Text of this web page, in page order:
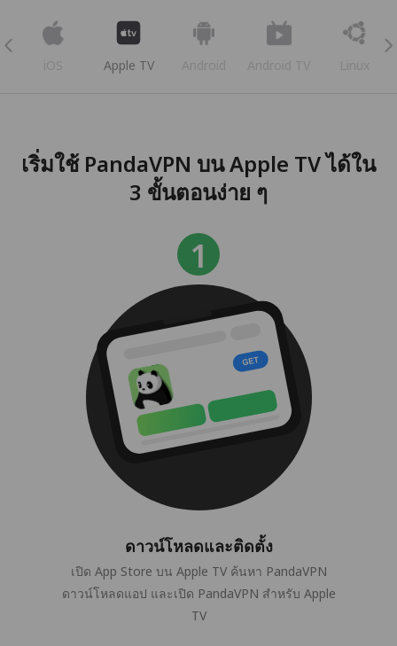
iOS Apple TV Android Android TV Linux
เริ่มใช้ PandaVPN บน Apple TV ได้ใน
3 ขั้นตอนง่าย ๆ
ดาวน์โหลดและติดตั้ง
เปิด App Store บน Apple TV ค้นหา PandaVPN
ดาวน์โหลดแอป และเปิด PandaVPN สำหรับ Apple
TV